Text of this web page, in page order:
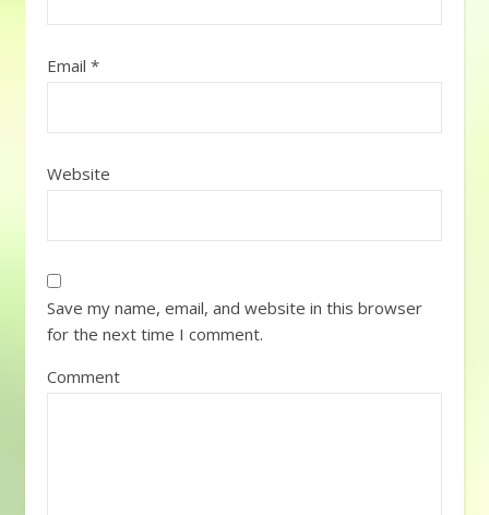
Email *
Website
Save my name, email, and website in this browser
for the next time I comment.
Comment